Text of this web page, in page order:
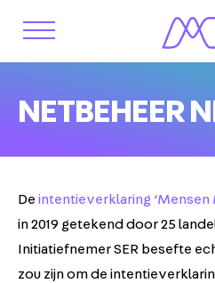
NETBEHEER
De intentieverklaring ‘Mensen
in 2019 getekend door 25
Initiatiefnemer SER besefte
zou zijn om de